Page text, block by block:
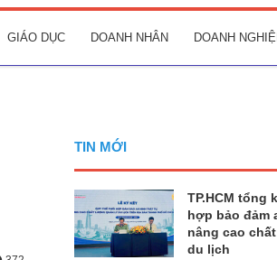
GIÁO DỤC DOANH NHÂN DOANH
TIN MỚI
TP.HCM tổng
hợp bảo đảm
nâng cao
du lịch